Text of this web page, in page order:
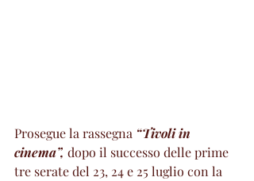
Prosegue la rassegna “Tivoli in
cinema”, dopo il successo delle prime
tre serate del 23, 24 e 25 luglio con la